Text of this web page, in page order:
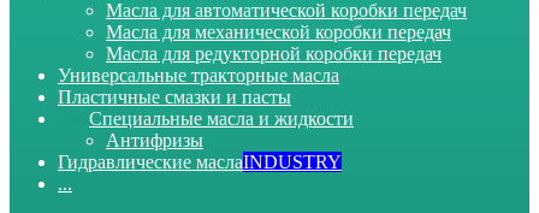
Масла для автоматической коробки передач
Масла для механической коробки передач
Масла для редукторной коробки передач
Универсальные тракторные масла
Пластичные смазки и пасты
Специальные масла и жидкости
Антифризы
Гидравлические маслаINDUSTRY
...